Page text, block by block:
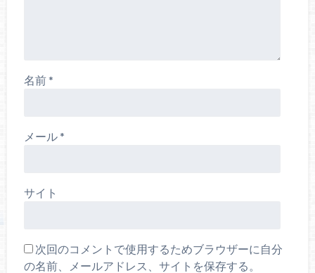
名前*
メール*
サイト
次回のコメントで使用するためブラウザーに自分
の名前、メールアドレス、サイトを保存する。